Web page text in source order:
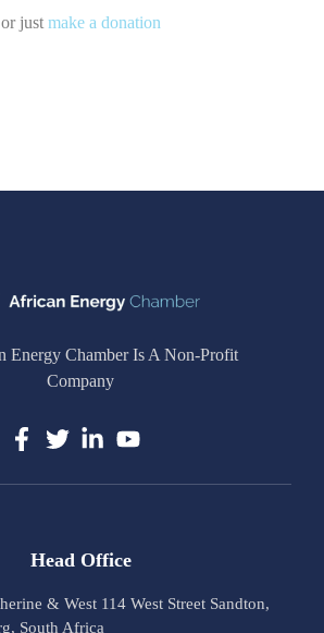
or just make a donation
Energy Chamber Is A Non-Profit
Company
Head Office
& West 114 West Street Sandton,
South Africa